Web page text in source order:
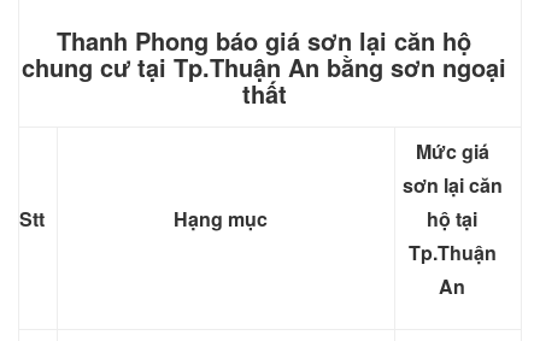
Thanh Phong báo giá sơn lại căn hộ
chung cư tại Tp.Thuận An bằng sơn ngoại
thất
Stt Hạng mục
Mức giá
sơn lại căn
hộ tại
Tp.Thuận
An